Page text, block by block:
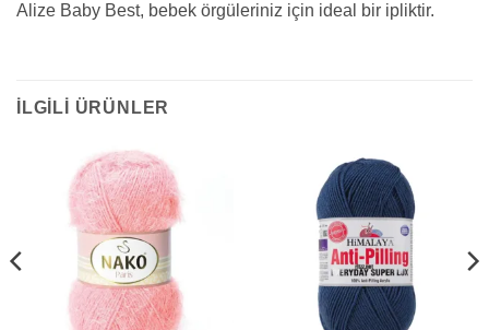
Alize Baby Best, bebek örgüleriniz için ideal bir ipliktir.
İLGILI ÜRÜNLER